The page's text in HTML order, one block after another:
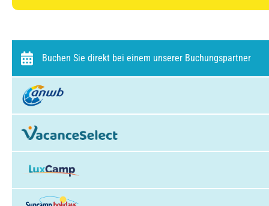
Buchen Sie direkt bei einem unserer Buchungspartner